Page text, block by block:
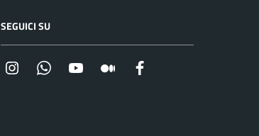
SEGUICI SU
InstagramWhatsappYouTube Medium